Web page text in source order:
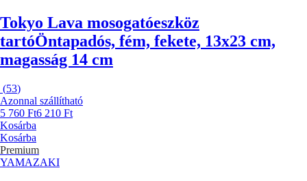
Tokyo Lava mosogatóeszköz
tartóÖntapadós, fém, fekete, 13x23 cm,
magasság 14 cm
(53)
Azonnal szállítható
5 760 Ft6 210 Ft
Kosárba
Kosárba
Premium
YAMAZAKI